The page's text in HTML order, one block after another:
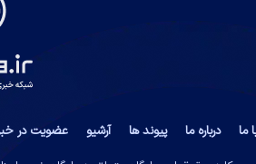
ما درباره ما پیوند ها آرشیو عضویت در